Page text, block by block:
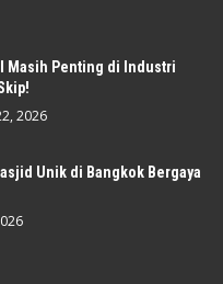
Masih Penting di Industri
2026
Unik di Bangkok Bergaya